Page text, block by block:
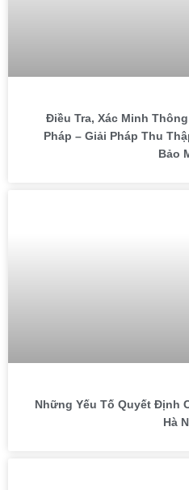
Điều Tra, Xác Minh
Pháp – Giải Pháp Thu
Bảo
Những Yếu Tố Quyết Định
Hà